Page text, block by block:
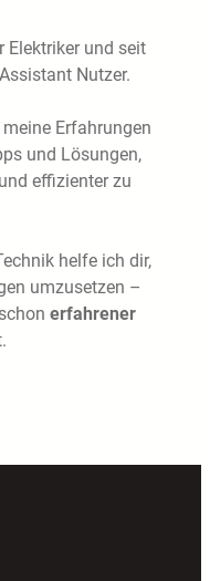
Elektriker und seit
Nutzer.
Erfahrungen
und Lösungen,
effizienter zu
helfe ich dir,
umzusetzen –
erfahrener